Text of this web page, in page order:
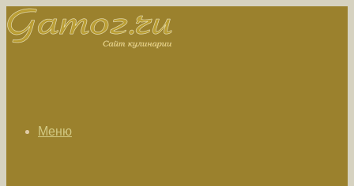
Меню